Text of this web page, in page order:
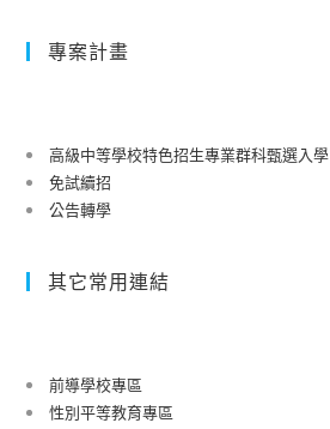
專案計畫
高級中等學校特色招生專業群科甄選入學
免試續招
公告轉學
其它常用連結
前導學校專區
性別平等教育專區